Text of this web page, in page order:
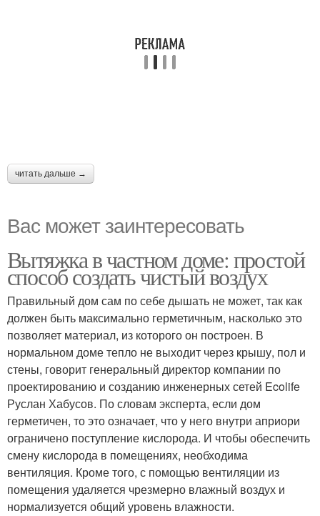
читать дальше →
Вас может заинтересовать
Вытяжка в частном доме: простой
способ создать чистый воздух
Правильный дом сам по себе дышать не может, так как
должен быть максимально герметичным, насколько это
позволяет материал, из которого он построен. В
нормальном доме тепло не выходит через крышу, пол и
стены, говорит генеральный директор компании по
проектированию и созданию инженерных сетей Ecolife
Руслан Хабусов. По словам эксперта, если дом
герметичен, то это означает, что у него внутри априори
ограничено поступление кислорода. И чтобы обеспечить
смену кислорода в помещениях, необходима
вентиляция. Кроме того, с помощью вентиляции из
помещения удаляется чрезмерно влажный воздух и
нормализуется общий уровень влажности.